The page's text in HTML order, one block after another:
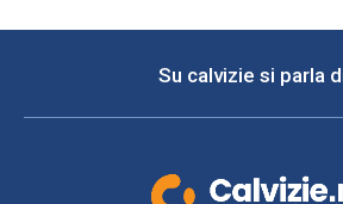
Su calvizie si parla